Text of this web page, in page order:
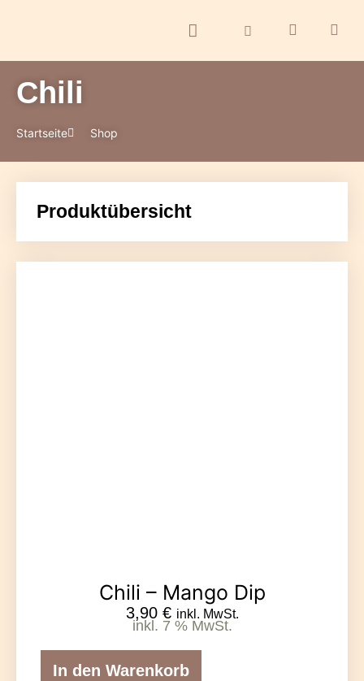
Chili
Startseite Shop
Produktübersicht
Chili – Mango Dip
3,90 € inkl. MwSt.
inkl. 7 % MwSt.
In den Warenkorb